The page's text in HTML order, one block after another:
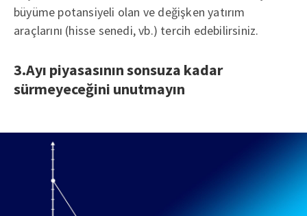
büyüme potansiyeli olan ve değişken yatırım
araçlarını (hisse senedi, vb.) tercih edebilirsiniz.
3.Ayı piyasasının sonsuza kadar
sürmeyeceğini unutmayın